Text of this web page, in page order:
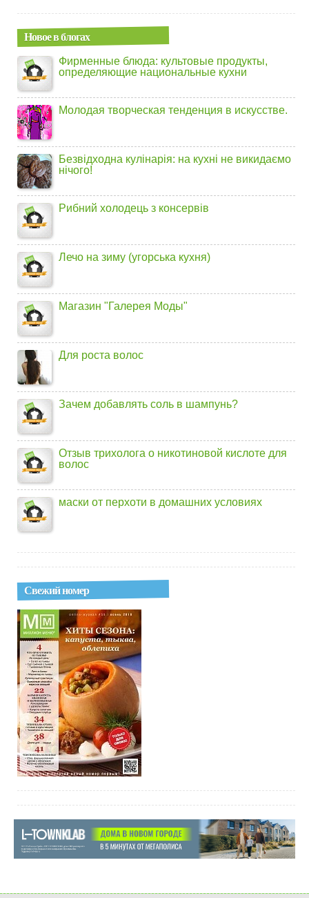
Новое в блогах
Фирменные блюда: культовые продукты,
определяющие национальные кухни
Молодая творческая тенденция в искусстве.
Безвідходна кулінарія: на кухні не викидаємо
нічого!
Рибний холодець з консервів
Лечо на зиму (угорська кухня)
Магазин "Галерея Моды"
Для роста волос
Зачем добавлять соль в шампунь?
Отзыв трихолога о никотиновой кислоте для
волос
маски от перхоти в домашних условиях
Свежий номер